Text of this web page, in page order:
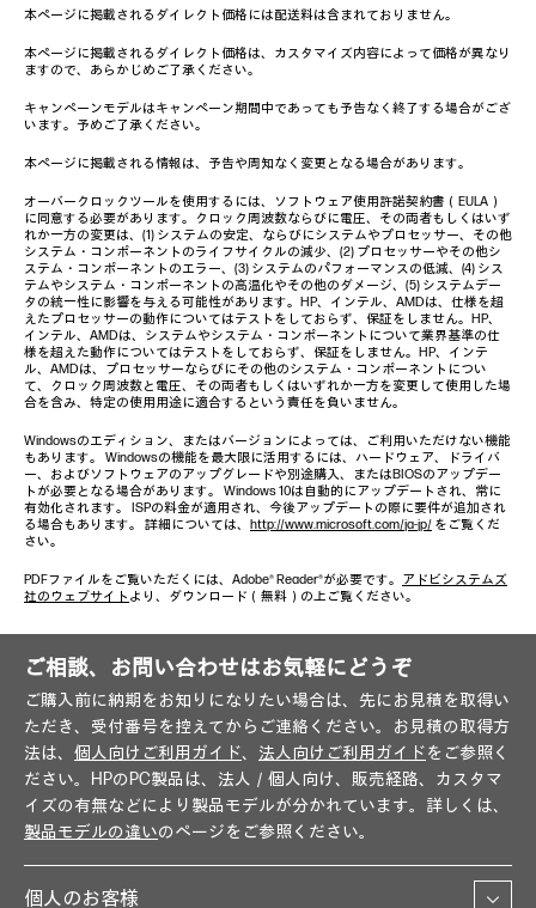
本ページに掲載されるダイレクト価格には配送料は含まれておりません。
本ページに掲載されるダイレクト価格は、カスタマイズ内容によって価格が異なり
ますので、あらかじめご了承ください。
キャンペーンモデルはキャンペーン期間中であっても予告なく終了する場合がござ
います。予めご了承ください。
本ページに掲載される情報は、予告や周知なく変更となる場合があります。
オーバークロックツールを使用するには、ソフトウェア使用許諾契約書（EULA）
に同意する必要があります。クロック周波数ならびに電圧、その両者もしくはいず
れか一方の変更は、(1) システムの安定、ならびにシステムやプロセッサー、その他
システム・コンポーネントのライフサイクルの減少、(2) プロセッサーやその他シ
ステム・コンポーネントのエラー、(3) システムのパフォーマンスの低減、(4) シス
テムやシステム・コンポーネントの高温化やその他のダメージ、(5) システムデー
タの統一性に影響を与える可能性があります。HP、インテル、AMDは、仕様を超
えたプロセッサーの動作についてはテストをしておらず、保証をしません。HP、
インテル、AMDは、システムやシステム・コンポーネントについて業界基準の仕
様を超えた動作についてはテストをしておらず、保証をしません。HP、インテ
ル、AMDは、プロセッサーならびにその他のシステム・コンポーネントについ
て、クロック周波数と電圧、その両者もしくはいずれか一方を変更して使用した場
合を含み、特定の使用用途に適合するという責任を負いません。
Windowsのエディション、またはバージョンによっては、ご利用いただけない機能
もあります。 Windowsの機能を最大限に活用するには、ハードウェア、ドライバ
ー、およびソフトウェアのアップグレードや別途購入、またはBIOSのアップデー
トが必要となる場合があります。 Windows 10は自動的にアップデートされ、常に
有効化されます。 ISPの料金が適用され、今後アップデートの際に要件が追加され
る場合もあります。 詳細については、 http://www.microsoft.com/ja-jp/ をご覧くだ
さい。
PDFファイルをご覧いただくには、Adobe® Reader®が必要です。 アドビシステムズ
社のウェブサイト より、ダウンロード（無料）の上ご覧ください。
ご相談、お問い合わせはお気軽にどうぞ
ご購入前に納期をお知りになりたい場合は、先にお見積を取得い
ただき、受付番号を控えてからご連絡ください。お見積の取得方
法は、 個人向けご利用ガイド、 法人向けご利用ガイドをご参照く
ださい。HPのPC製品は、法人／個人向け、販売経路、カスタマ
イズの有無などにより製品モデルが分かれています。詳しくは、
製品モデルの違いのページをご参照ください。
個人のお客様